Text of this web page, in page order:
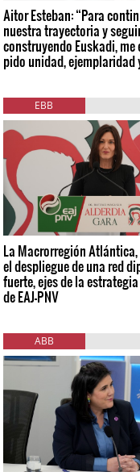
Aitor Esteban: “Para
nuestra trayectoria y
construyendo Euskadi, me
pido unidad, ejemplaridad
EBB
La Macrorregión
el despliegue de una red
fuerte, ejes de la
de EAJ-PNV
ABB